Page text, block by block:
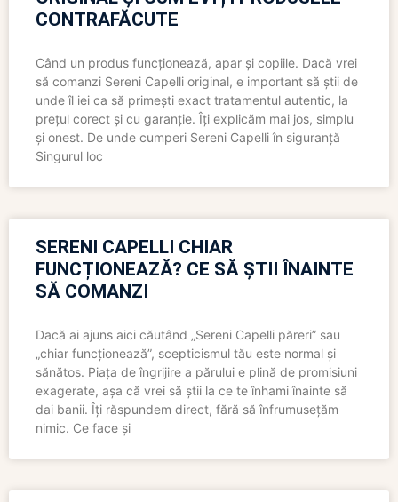
CONTRAFĂCUTE
Când un produs funcționează, apar și copiile. Dacă vrei
să comanzi Sereni Capelli original, e important să știi de
unde îl iei ca să primești exact tratamentul autentic, la
prețul corect și cu garanție. Îți explicăm mai jos, simplu
și onest. De unde cumperi Sereni Capelli în siguranță
Singurul loc
SERENI CAPELLI CHIAR
FUNCȚIONEAZĂ? CE SĂ ȘTII ÎNAINTE
SĂ COMANZI
Dacă ai ajuns aici căutând „Sereni Capelli păreri” sau
„chiar funcționează”, scepticismul tău este normal și
sănătos. Piața de îngrijire a părului e plină de promisiuni
exagerate, așa că vrei să știi la ce te înhami înainte să
dai banii. Îți răspundem direct, fără să înfrumusețăm
nimic. Ce face și